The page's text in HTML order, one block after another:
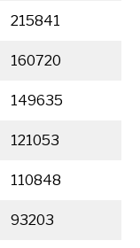
215841
160720
149635
121053
110848
93203